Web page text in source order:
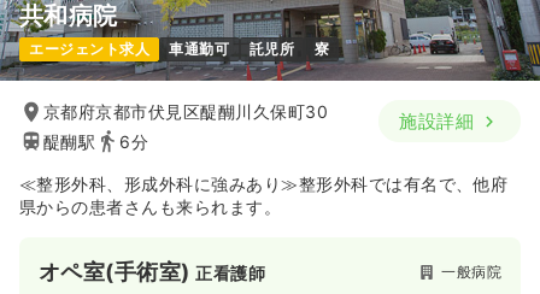
共和病院
エージェント求人 車通勤可 託児所 寮
京都府京都市伏見区醍醐川久保町30
醍醐駅
6分
施設詳細
≪整形外科、形成外科に強みあり≫整形外科では有名で、他府
県からの患者さんも来られます。
オペ室(手術室)正看護師 一般病院